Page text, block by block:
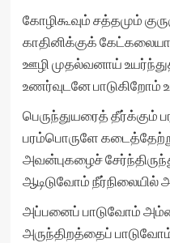
கோழிகூவும் சத்தமும்
காதினிக்குக்
ஊழி முதல்வனாய்
உணர்வுடனே பாடுகிறோம்
பெருந்துயரைத் தீர்க்கும்
பரம்பொருளே
அவன்புகழைச்
ஆடிடுவோம் நீர்நிலையில்
அப்பனைப் பாடுவோம்
அருந்திறத்தைப்